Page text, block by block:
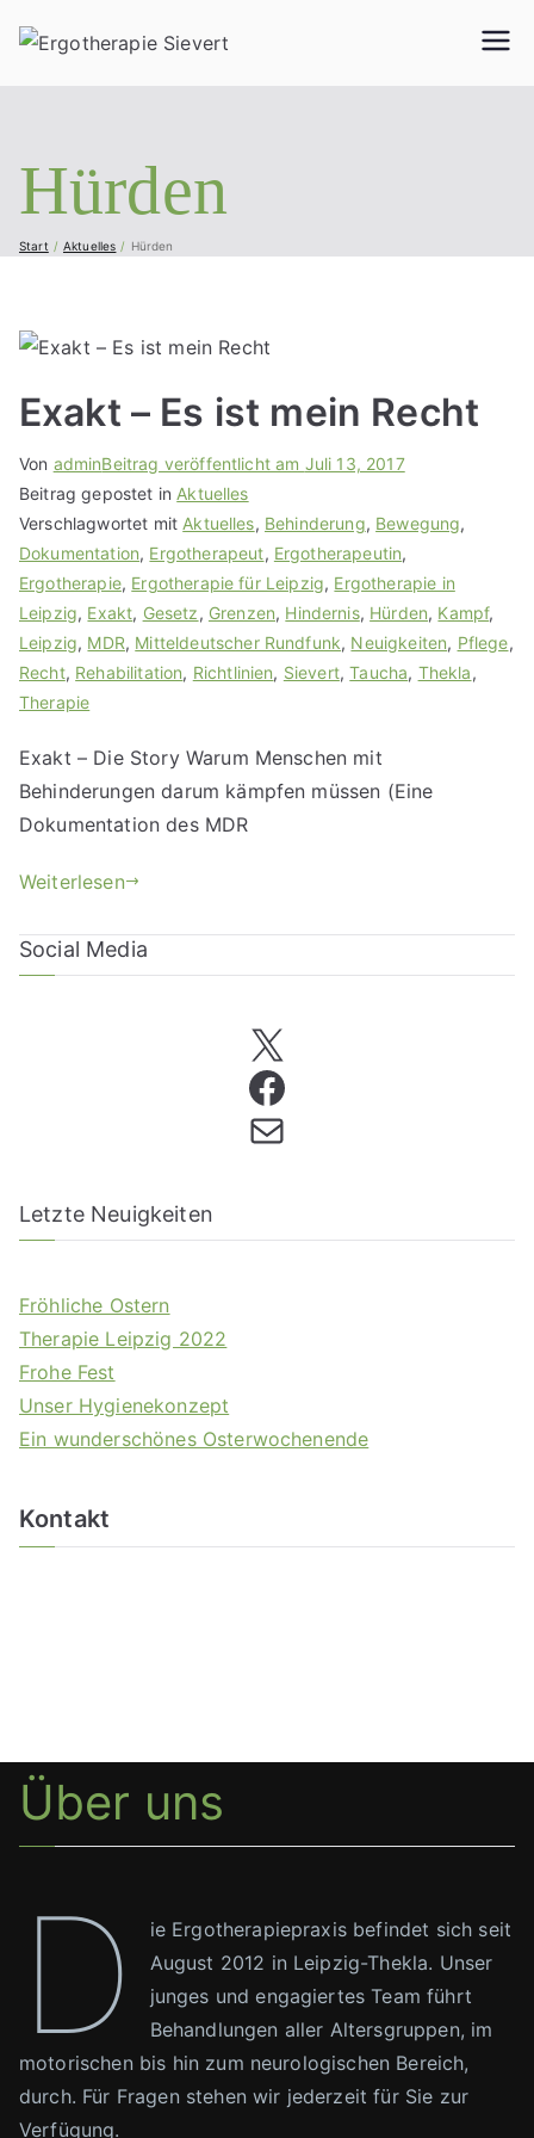
Hürden
Start Aktuelles Hürden
Exakt – Es ist mein Recht
Von adminBeitrag veröffentlicht am Juli 13, 2017
Beitrag gepostet in Aktuelles
Verschlagwortet mit Aktuelles, Behinderung, Bewegung,
Dokumentation, Ergotherapeut, Ergotherapeutin,
Ergotherapie, Ergotherapie für Leipzig, Ergotherapie in
Leipzig, Exakt, Gesetz, Grenzen, Hindernis, Hürden, Kampf,
Leipzig, MDR, Mitteldeutscher Rundfunk, Neuigkeiten, Pflege,
Recht, Rehabilitation, Richtlinien, Sievert,Taucha, Thekla,
Therapie
Exakt – Die Story Warum Menschen mit
Behinderungen darum kämpfen müssen (Eine
Dokumentation des MDR
Weiterlesen
Social Media
Letzte Neuigkeiten
Fröhliche Ostern
Therapie Leipzig 2022
Frohe Fest
Unser Hygienekonzept
Ein wunderschönes Osterwochenende
Kontakt
Über uns
D
ie Ergotherapiepraxis befindet sich seit
August 2012 in Leipzig-Thekla. Unser
junges und engagiertes Team führt
Behandlungen aller Altersgruppen, im
motorischen bis hin zum neurologischen Bereich,
durch. Für Fragen stehen wir jederzeit für Sie zur
Verfügung.